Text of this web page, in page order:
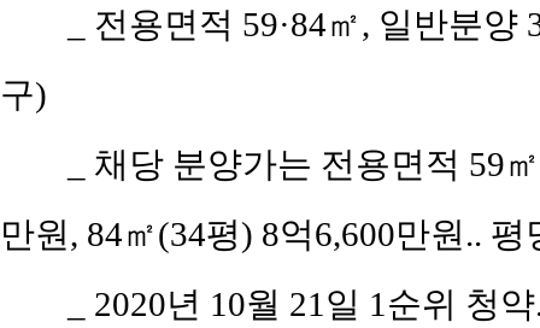
_ 전용면적 59·84㎡, 일반분
구)
_ 채당 분양가는 전용면적 59
만원, 84㎡(34평) 8억6,600만원..
_ 2020년 10월 21일 1순위 청